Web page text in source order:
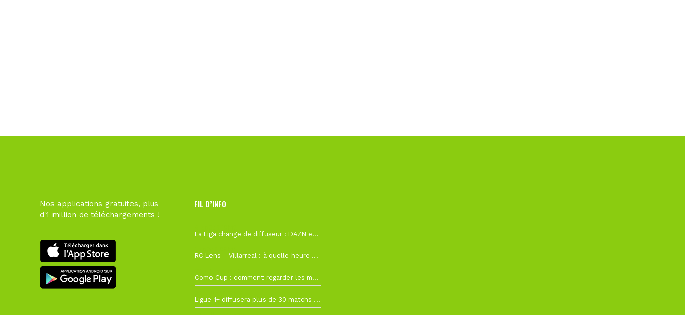
Nos applications gratuites, plus
d'1 million de téléchargements !
FIL D’INFO
La Liga change de diffuseur : DAZN et Disney+ remplacent beIN Sports !
RC Lens – Villarreal : à quelle heure et sur quelle chaîne voir la finale de la Como Cup ?
Como Cup : comment regarder les matchs du RC Lens en direct ?
Ligue 1+ diffusera plus de 30 matchs amicaux avant la reprise de la Ligue 1